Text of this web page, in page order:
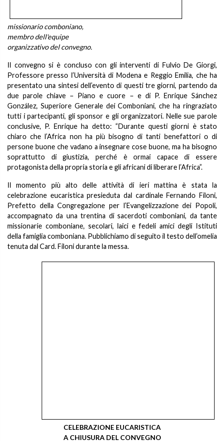
missionario comboniano,
membro dell'equipe
organizzativo del convegno.
Il convegno si è concluso con gli interventi di Fulvio De Giorgi,
Professore presso l’Università di Modena e Reggio Emilia, che ha
presentato una sintesi dell’evento di questi tre giorni, partendo da
due parole chiave – Piano e cuore – e di P. Enrique Sánchez
González, Superiore Generale dei Comboniani, che ha ringraziato
tutti i partecipanti, gli sponsor e gli organizzatori. Nelle sue parole
conclusive, P. Enrique ha detto: “Durante questi giorni è stato
chiaro che l’Africa non ha più bisogno di tanti benefattori o di
persone buone che vadano a insegnare cose buone, ma ha bisogno
soprattutto di giustizia, perché è ormai capace di essere
protagonista della propria storia e gli africani di liberare l’Africa”.
Il momento più alto delle attività di ieri mattina è stata la
celebrazione eucaristica presieduta dal cardinale Fernando Filoni,
Prefetto della Congregazione per l’Evangelizzazione dei Popoli,
accompagnato da una trentina di sacerdoti comboniani, da tante
missionarie comboniane, secolari, laici e fedeli amici degli Istituti
della famiglia comboniana. Pubblichiamo di seguito il testo dell’omelia
tenuta dal Card. Filoni durante la messa.
CELEBRAZIONE EUCARISTICA
A CHIUSURA DEL CONVEGNO